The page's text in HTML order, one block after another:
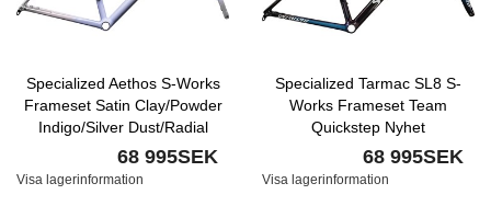
Specialized Aethos S-Works
Frameset Satin Clay/Powder
Indigo/Silver Dust/Radial
Fade/Lapis Edge
Fade/Hyper/100 Lapis Nyhet
68 995SEK
Visa lagerinformation
Specialized Tarmac SL8 S-
Works Frameset Team
Quickstep Nyhet
68 995SEK
Visa lagerinformation